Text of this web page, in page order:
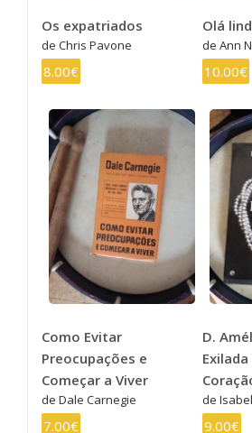
Os expatriados
de Chris Pavone
8.00€
Olá
de Ann
10.00€
Como Evitar
Preocupações e
Começar a Viver
de Dale Carnegie
7.00€
D.
de
9.00€